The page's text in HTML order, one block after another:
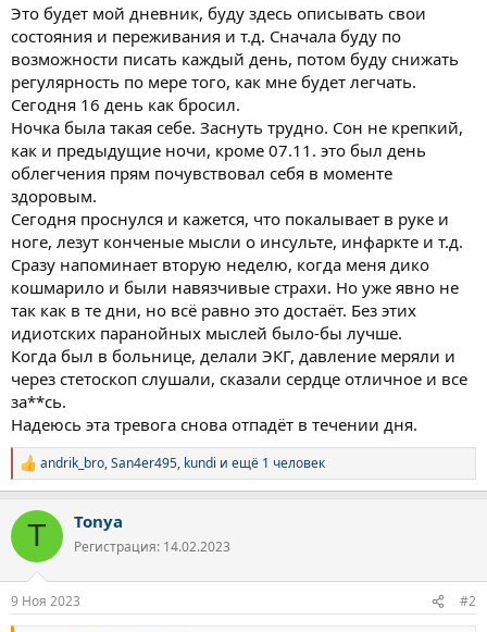
а
Это будет мой дневник, буду здесь описывать свои
состояния и переживания и т.д. Сначала буду по
возможности писать каждый день, потом буду снижать
регулярность по мере того, как мне будет легчать.
Сегодня 16 день как бросил.
Ночка была такая себе. Заснуть трудно. Сон не крепкий,
как и предыдущие ночи, кроме 07.11. это был день
облегчения прям почувствовал себя в моменте
здоровым.
Сегодня проснулся и кажется, что покалывает в руке и
ноге, лезут конченые мысли о инсульте, инфаркте и т.д.
Сразу напоминает вторую неделю, когда меня дико
кошмарило и были навязчивые страхи. Но уже явно не
так как в те дни, но всё равно это достаёт. Без этих
идиотских паранойных мыслей было-бы лучше.
Когда был в больнице, делали ЭКГ, давление меряли и
через стетоскоп слушали, сказали сердце отличное и все
за**сь.
Надеюсь эта тревога снова отпадёт в течении дня.
Р
е
к
и
andrik_bro,San4er495, kundi и ещё 1 человек
T Tonya
Регистрация: 14.02.2023
9 Ноя 2023 #2